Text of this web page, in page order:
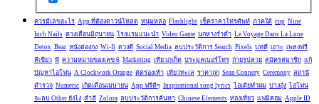
ควรมีเลขอะไร App ที่ต้องดาวน์โหลด หนุ่มหล่อ Flashlight เช็คราคาโทรศัพท์ ภาคใต้ cup Nine
Inch Nails ดวงเดือนมิถุนายน โรงแรมแนะนำ Video Game นกหางรำดำ Le Voyage Dans La Lune
Detox Bear หนังฮ่องกง Wi-fi ดวงดี Social Media ลบประวัติการ Search Pixels บทดี เถาะ เพลงฟรี
สีเขียว พี ความหมายของเลข 6 Marketing เที่ยวภูเก็ต ประมูลเบอร์โทร ถ่ายรูปสวย สมัครสมาชิก แก้
ปัญหาไอโฟน A Clockwork Orange ตัดรองเท้า เที่ยวทะเล ราคาถูก Sean Connery Ceremony สถานี
ตำรวจ Numeric เกิดเดือนเมษายน App ฟรีดีๆ Inspirational song lyrics ไอเดียทำผม ปางอุ๋ง ไอโฟน
จะลบ Other ยังไง สำลี Zolora ลบประวัติการค้นหา Chinese Elements ท่องเที่ยว แฟมิคอม Apple ID